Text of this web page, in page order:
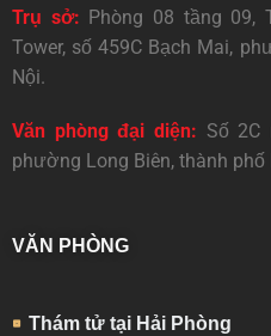
Trụ sở: Phòng 08 tầng 09,
Tower, số 459C Bạch Mai,
Nội.
Văn phòng đại diện: Số 2C
phường Long Biên, thành phố
VĂN PHÒNG
Thám tử tại Hải Phòng